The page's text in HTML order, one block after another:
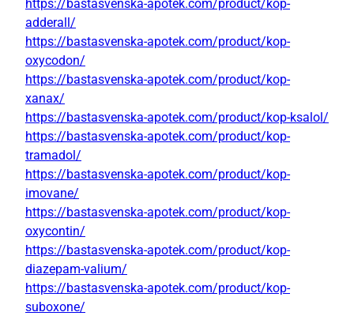
https://bastasvenska-apotek.com/product/kop-
adderall/
https://bastasvenska-apotek.com/product/kop-
oxycodon/
https://bastasvenska-apotek.com/product/kop-
xanax/
https://bastasvenska-apotek.com/product/kop-ksalol/
https://bastasvenska-apotek.com/product/kop-
tramadol/
https://bastasvenska-apotek.com/product/kop-
imovane/
https://bastasvenska-apotek.com/product/kop-
oxycontin/
https://bastasvenska-apotek.com/product/kop-
diazepam-valium/
https://bastasvenska-apotek.com/product/kop-
suboxone/